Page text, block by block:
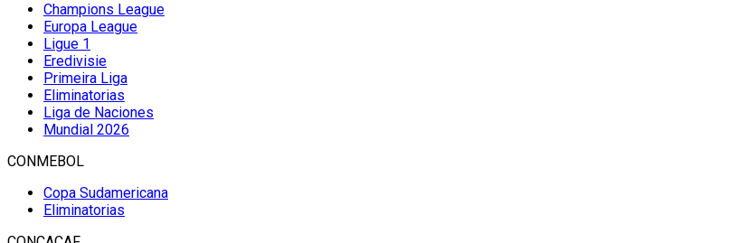
Champions League
Europa League
Ligue 1
Eredivisie
Primeira Liga
Eliminatorias
Liga de Naciones
Mundial 2026
CONMEBOL
Copa Sudamericana
Eliminatorias